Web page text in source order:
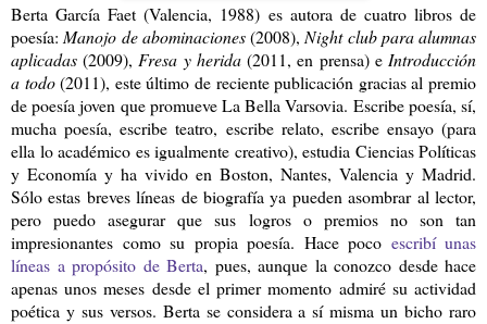
Berta García Faet (Valencia, 1988) es autora de cuatro libros de
poesía: Manojo de abominaciones(2008), Night club para alumnas
aplicadas(2009), Fresa y herida(2011, en prensa) e Introducción
a todo(2011), este último de reciente publicación gracias al premio
de poesía joven que promueve La Bella Varsovia. Escribe poesía, sí,
mucha poesía, escribe teatro, escribe relato, escribe ensayo (para
ella lo académico es igualmente creativo), estudia Ciencias Políticas
y Economía y ha vivido en Boston, Nantes, Valencia y Madrid.
Sólo estas breves líneas de biografía ya pueden asombrar al lector,
pero puedo asegurar que sus logros o premios no son tan
impresionantes como su propia poesía. Hace poco escribí unas
líneas a propósito de Berta, pues, aunque la conozco desde hace
apenas unos meses desde el primer momento admiré su actividad
poética y sus versos. Berta se considera a sí misma un bicho raro